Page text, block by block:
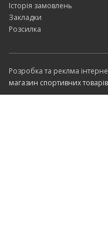
Історія замовлень
Закладки
Розсилка
Розробка та реклма
магазин спортивних